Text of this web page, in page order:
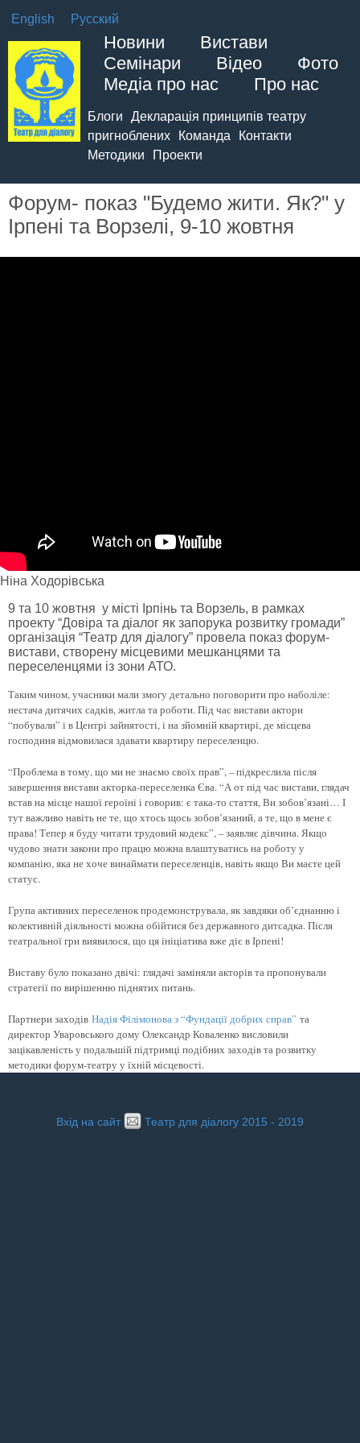
Новини
Вистави
Семінари
Відео
Фото
Медіа про нас
Про нас
Блоги
Декларація принципів театру
пригноблених
Команда
Контакти
Методики
Проекти
English Русский
Форум- показ "Будемо жити. Як?" у
Ірпені та Ворзелі, 9-10 жовтня
Ніна Ходорівська
9 та 10 жовтня у місті Ірпінь та Ворзель, в рамках
проекту “Довіра та діалог як запорука розвитку громади”
організація “Театр для діалогу” провела показ форум-
вистави, створену місцевими мешканцями та
переселенцями із зони АТО.
Таким чином, учасники мали змогу детально поговорити про наболіле:
нестача дитячих садків, житла та роботи.Під час вистави актори
“побували” і в Центрі зайнятості, і на зйомній квартирі, де місцева
господиня відмовилася здавати квартиру переселенцю.
“Проблема в тому, що ми не знаємо своїх прав”, – підкреслила після
завершення вистави акторка-переселенка Єва. “А от під час вистави, глядач
встав на місце нашої героїні і говорив: є така-то стаття, Ви зобов’язані… І
тут важливо навіть не те, що хтось щось зобов’язаний, а те, що в мене є
права! Тепер я буду читати трудовий кодекс”, – заявляє дівчина. Якщо
чудово знати закони про працю можна влаштуватись на роботу у
компанію, яка не хоче винаймати переселенців, навіть якщо Ви маєте цей
статус.
Група активних переселенок продемонструвала, як завдяки об’єднанню і
колективній діяльності можна обійтися без державного дитсадка. Після
театральної гри виявилося, що ця ініціатива вже діє в Ірпені!
Виставу було показано двічі: глядачі заміняли акторів та пропонували
стратегії по вирішенню піднятих питань.
Партнери заходів Надія Філімонова з “Фундації добрих справ” та
директор Уваровського дому Олександр Коваленко висловили
зацікавленість у подальшій підтримці подібних заходів та розвитку
методики форум-театру у їхній місцевості.
Вхід на сайт Театр для діалогу 2015 - 2019